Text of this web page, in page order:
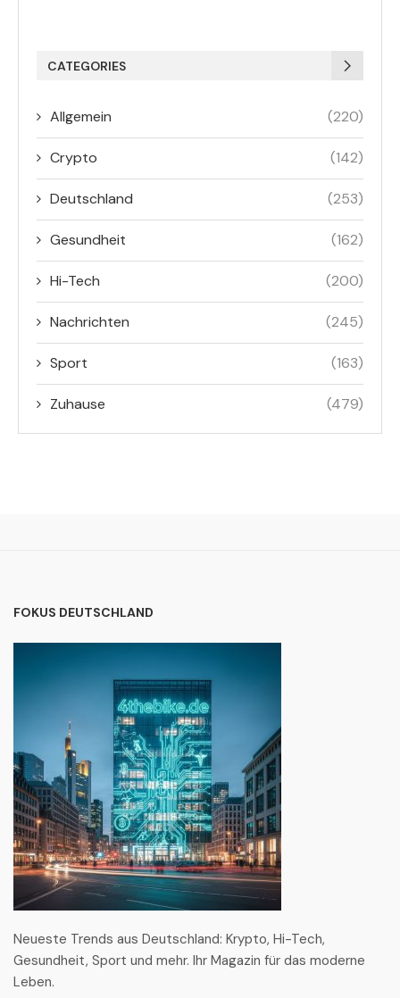
CATEGORIES
Allgemein (220)
Crypto (142)
Deutschland (253)
Gesundheit (162)
Hi-Tech (200)
Nachrichten (245)
Sport (163)
Zuhause (479)
FOKUS DEUTSCHLAND
Neueste Trends aus Deutschland: Krypto, Hi-Tech,
Gesundheit, Sport und mehr. Ihr Magazin für das moderne
Leben.